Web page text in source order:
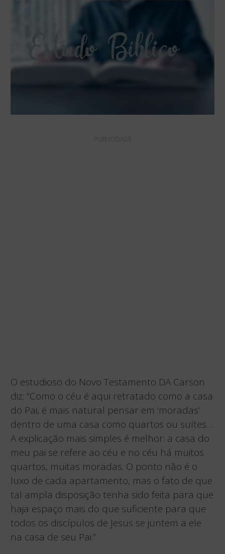
PUBLICIDADE
O estudioso do Novo Testamento DA Carson
diz: “Como o céu é aqui retratado como a casa
do Pai, é mais natural pensar em ‘moradas’
dentro de uma casa como quartos ou suítes…
A explicação mais simples é melhor: a casa do
meu pai se refere ao céu e no céu há muitos
quartos, muitas moradas. O ponto não é o
luxo de cada apartamento, mas o fato de que
tal ampla disposição tenha sido feita para que
haja espaço mais do que suficiente para que
todos os discípulos de Jesus se juntem a ele
na casa de seu Pai.”